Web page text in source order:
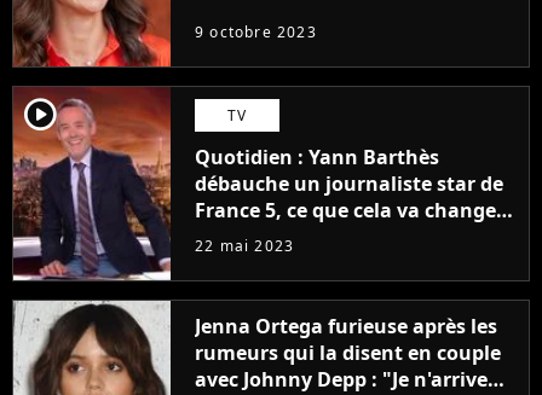
9 octobre 2023
player2 TV
Quotidien : Yann Barthès
débauche un journaliste star de
France 5, ce que cela va changer
à la rentrée
22 mai 2023
Jenna Ortega furieuse après les
rumeurs qui la disent en couple
avec Johnny Depp : "Je n'arrive